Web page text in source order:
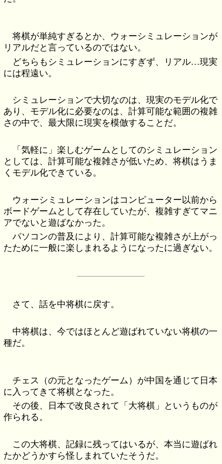
将棋が単純すぎるとか、ウォーシミュレーションが
リアルだと言っているのではない。
どちらもシミュレーションにすぎず、リアル…現実
には程遠い。
シミュレーションで大切なのは、現実のモデル化で
あり、モデル化に必要なのは、計算可能な範囲の複雑
さの中で、最大限に現実を模倣することだ。
「気軽に」楽しむゲームとしてのシミュレーション
としては、計算可能な複雑さが低いため、将棋はうま
くモデル化できている。
ウォーシミュレーションはコンピューター以前から
ボードゲームとして存在していたが、複雑すぎてマニ
アでないと遊ばなかった。
パソコンの普及により、計算可能な複雑さが上がっ
たために一般に楽しまれるようになったに過ぎない。
さて、話を中将棋に戻す。
中将棋は、今ではほとんど遊ばれていない将棋の一
種だ。
チェス（の元となったゲーム）が中国を通じて日本
に入ってきて将棋となった。
その後、日本で改良されて「大将棋」というものが
作られる。
この大将棋、記録に残ってはいるが、本当に遊ばれ
たかどうかすら怪しまれていたそうだ。